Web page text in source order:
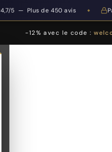
4,7/5 — Plus de 450 avis ◆
-12% avec le code :